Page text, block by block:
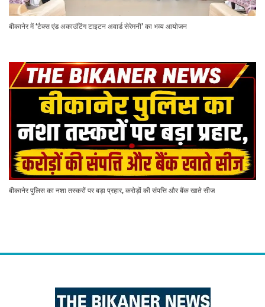
बीकानेर में ‘टैक्स एंड अकाउंटिंग टाइटन अवार्ड सेरेमनी’ का भव्य आयोजन
बीकानेर पुलिस का नशा तस्करों पर बड़ा प्रहार, करोड़ों की संपत्ति और बैंक खाते सीज